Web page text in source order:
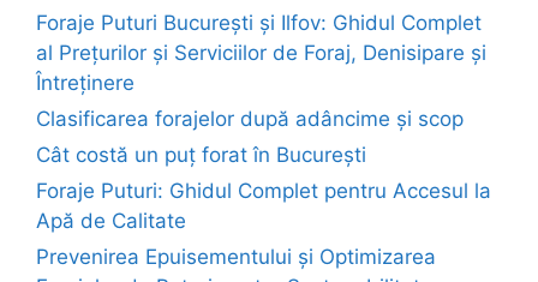
Foraje Puturi București și Ilfov: Ghidul Complet
al Prețurilor și Serviciilor de Foraj, Denisipare și
Întreținere
Clasificarea forajelor după adâncime și scop
Cât costă un puț forat în București
Foraje Puturi: Ghidul Complet pentru Accesul la
Apă de Calitate
Prevenirea Epuisementului și Optimizarea